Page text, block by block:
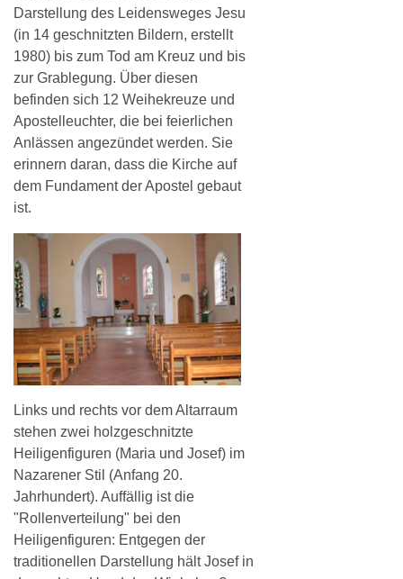
Darstellung des Leidensweges Jesu
(in 14 geschnitzten Bildern, erstellt
1980) bis zum Tod am Kreuz und bis
zur Grablegung. Über diesen
befinden sich 12 Weihekreuze und
Apostelleuchter, die bei feierlichen
Anlässen angezündet werden. Sie
erinnern daran, dass die Kirche auf
dem Fundament der Apostel gebaut
ist.
Links und rechts vor dem Altarraum
stehen zwei holzgeschnitzte
Heiligenfiguren (Maria und Josef) im
Nazarener Stil (Anfang 20.
Jahrhundert). Auffällig ist die
"Rollenverteilung" bei den
Heiligenfiguren: Entgegen der
traditionellen Darstellung hält Josef in